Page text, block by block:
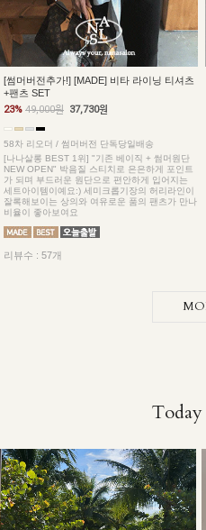
[썸머버전추가!] [MADE] 비타 라이닝 티셔츠
+팬츠 SET
23% 49,000원 37,730원
58차 리오더 / 썸머버전 단독당일배송
[나나살롱 BEST 1위] "기존 베이직 + 썸머원단
NEW OPEN" 박음질 스티치로 은은하게 포인트
가 되며 부드러운 원단으로 편안하게 입어지는
세트아이템이예요:) 세미크롭기장의 허리라인이
잘록해보이는 상의와 여유로운 품의 팬츠가 만나
비율이 좋아보여요
리뷰수 : 57개